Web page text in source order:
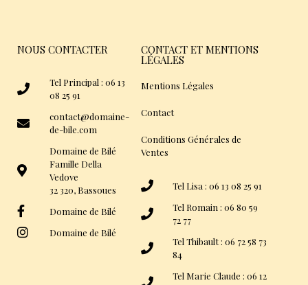
NOUS CONTACTER
Tel Principal : 06 13
08 25 91
contact@domaine-
de-bile.com
Domaine de Bilé
Famille Della
Vedove
32 320, Bassoues
Domaine de Bilé
Domaine de Bilé
CONTACT ET MENTIONS
LÉGALES
Mentions Légales
Contact
Conditions Générales de
Ventes
Tel Lisa : 06 13 08 25 91
Tel Romain : 06 80 59
72 77
Tel Thibault : 06 72 58 73
84
Tel Marie Claude : 06 12